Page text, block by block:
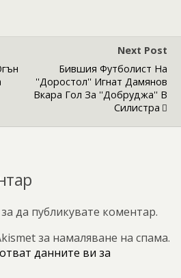
Next Post
Бившия Футболист На
''Доростол'' Игнат Дамянов
Вкара Гол За ''Добруджа'' В
Силистра
за да публикувате коментар.
за намаляване на спама.
данните ви за